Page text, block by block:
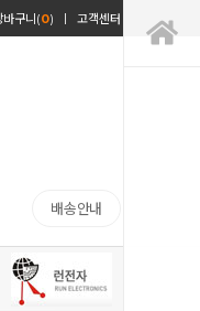
바구니(0) 고객센터
배송안내